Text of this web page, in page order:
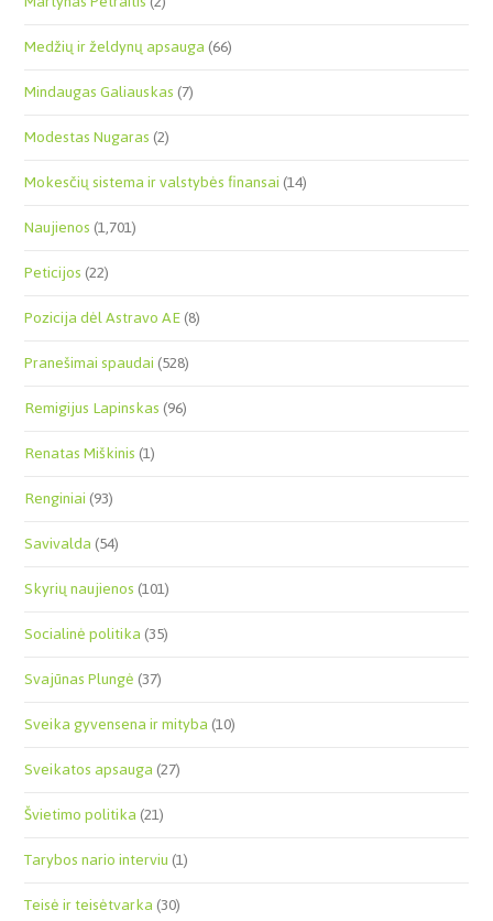
Medžių ir želdynų apsauga(66)
Mindaugas Galiauskas(7)
Modestas Nugaras(2)
Mokesčių sistema ir valstybės finansai(14)
Naujienos(1,701)
Peticijos(22)
Pozicija dėl Astravo AE(8)
Pranešimai spaudai(528)
Remigijus Lapinskas(96)
Renatas Miškinis(1)
Renginiai(93)
Savivalda(54)
Skyrių naujienos(101)
Socialinė politika(35)
Svajūnas Plungė(37)
Sveika gyvensena ir mityba(10)
Sveikatos apsauga(27)
Švietimo politika(21)
Tarybos nario interviu(1)
Teisė ir teisėtvarka(30)